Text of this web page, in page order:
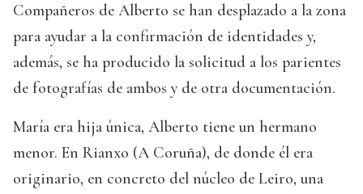
Compañeros de Alberto se han desplazado a la zona
para ayudar a la confirmación de identidades y,
además, se ha producido la solicitud a los parientes
de fotografías de ambos y de otra documentación.
María era hija única, Alberto tiene un hermano
menor. En Rianxo (A Coruña), de donde él era
originario, en concreto del núcleo de Leiro, una